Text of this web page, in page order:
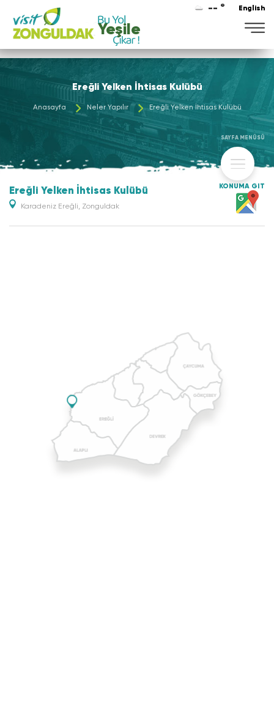
-- ° English
Yeşile
Ereğli Yelken İhtisas Kulübü
Anasayfa Neler Yapılır Ereğli Yelken İhtisas Kulübü
SAYFA MENÜSÜ
Ereğli Yelken İhtisas Kulübü
Karadeniz Ereğli, Zonguldak
KONUMA GİT